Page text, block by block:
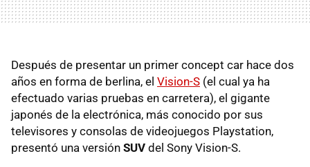
Después de presentar un primer concept car hace dos
años en forma de berlina, el Vision-S (el cual ya ha
efectuado varias pruebas en carretera), el gigante
japonés de la electrónica, más conocido por sus
televisores y consolas de videojuegos Playstation,
presentó una versión SUV del Sony Vision-S.